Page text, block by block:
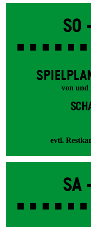
So
von und
evtl.
Sa